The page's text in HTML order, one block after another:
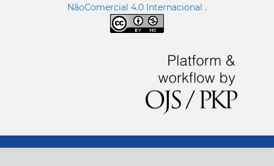
NãoComercial 4.0 Internacional .